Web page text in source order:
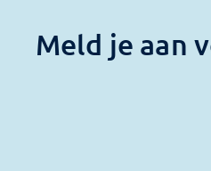
Meld je aan